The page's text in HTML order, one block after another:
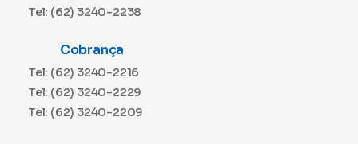
Tel: (62) 3240-2238
Cobrança
Tel: (62) 3240-2216
Tel: (62) 3240-2229
Tel: (62) 3240-2209